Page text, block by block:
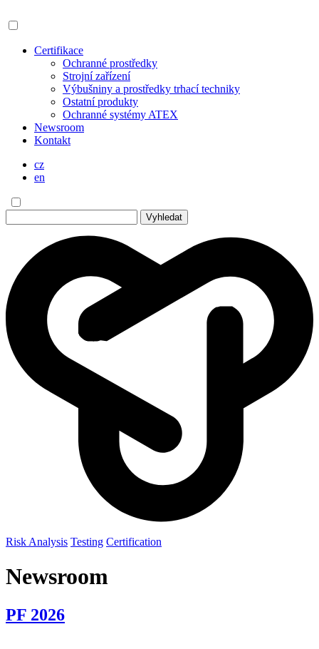
Certifikace
Ochranné prostředky
Strojní zařízení
Výbušniny a prostředky trhací techniky
Ostatní produkty
Ochranné systémy ATEX
Newsroom
Kontakt
cz
en
Risk Analysis Testing Certification
Newsroom
PF 2026